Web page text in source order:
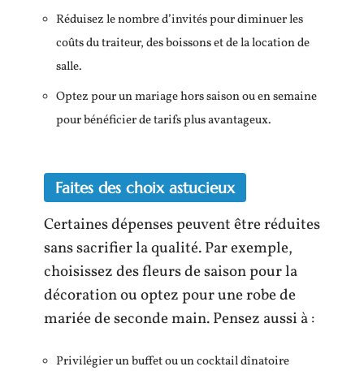
Réduisez le nombre d’invités pour diminuer les
coûts du traiteur, des boissons et de la location de
salle.
Optez pour un mariage hors saison ou en semaine
pour bénéficier de tarifs plus avantageux.
Faites des choix astucieux
Certaines dépenses peuvent être réduites
sans sacrifier la qualité. Par exemple,
choisissez des fleurs de saison pour la
décoration ou optez pour une robe de
mariée de seconde main. Pensez aussi à :
Privilégier un buffet ou un cocktail dînatoire